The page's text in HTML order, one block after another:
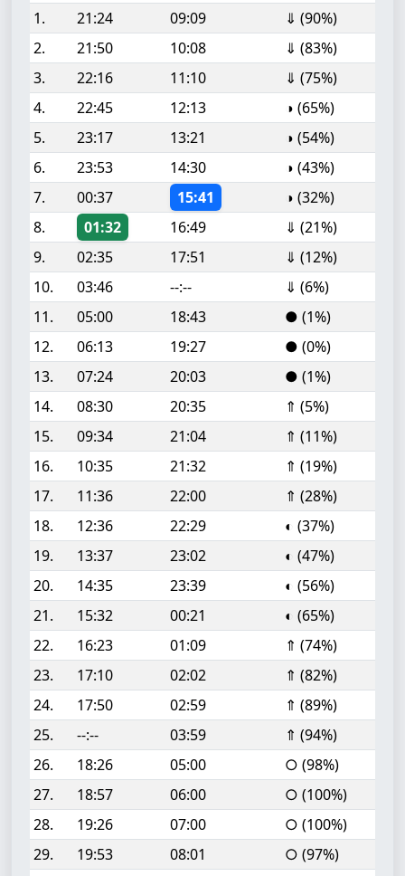
1.
21:24 09:09
⇓ (90%)
2.
21:50 10:08
⇓ (83%)
3.
22:16 11:10
⇓ (75%)
4.
22:45 12:13
◑ (65%)
5.
23:17 13:21
◑ (54%)
6.
23:53 14:30
◑ (43%)
7.
00:37 15:41
◑ (32%)
8.
01:32 16:49
⇓ (21%)
9.
02:35 17:51
⇓ (12%)
10.
03:46 --:--
⇓ (6%)
11.
05:00 18:43
● (1%)
12.
06:13 19:27
● (0%)
13.
07:24 20:03
● (1%)
14.
08:30 20:35
⇑ (5%)
15.
09:34 21:04
⇑ (11%)
16.
10:35 21:32
⇑ (19%)
17.
11:36 22:00
⇑ (28%)
18.
12:36 22:29
◐ (37%)
19.
13:37 23:02
◐ (47%)
20.
14:35 23:39
◐ (56%)
21.
15:32 00:21
◐ (65%)
22.
16:23 01:09
⇑ (74%)
23.
17:10 02:02
⇑ (82%)
24.
17:50 02:59
⇑ (89%)
25.
--:-- 03:59
⇑ (94%)
26.
18:26 05:00
○ (98%)
27.
18:57 06:00
○ (100%)
28.
19:26 07:00
○ (100%)
29.
19:53 08:01
○ (97%)